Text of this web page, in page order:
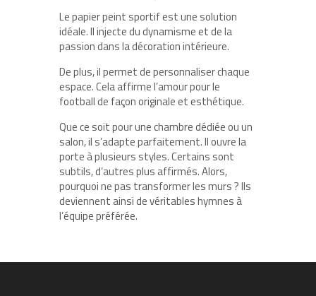
Le papier peint sportif est une solution
idéale. Il injecte du dynamisme et de la
passion dans la décoration intérieure.
De plus, il permet de personnaliser chaque
espace. Cela affirme l’amour pour le
football de façon originale et esthétique.
Que ce soit pour une chambre dédiée ou un
salon, il s’adapte parfaitement. Il ouvre la
porte à plusieurs styles. Certains sont
subtils, d’autres plus affirmés. Alors,
pourquoi ne pas transformer les murs ? Ils
deviennent ainsi de véritables hymnes à
l’équipe préférée.